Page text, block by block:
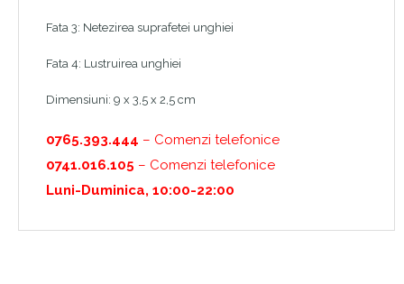
Fata 3: Netezirea suprafetei unghiei
Fata 4: Lustruirea unghiei
Dimensiuni: 9 x 3,5 x 2,5 cm
0765.393.444 – Comenzi telefonice
0741.016.105 – Comenzi telefonice
Luni-Duminica, 10:00-22:00